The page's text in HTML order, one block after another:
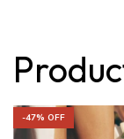
-47% OFF